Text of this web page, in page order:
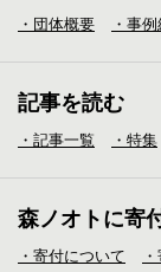
・団体概要 ・事
記事を読む
・記事一覧 ・特集
森ノオトに寄
・寄付について